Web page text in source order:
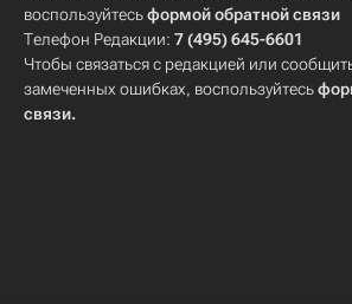
воспользуйтесьформой обратной связи
Телефон Редакции: 7 (495) 645-6601
Чтобы связаться с редакцией или
замеченных ошибках, воспользуйтесь
связи.